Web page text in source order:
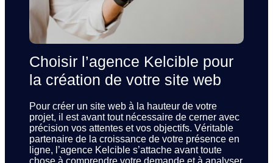
Choisir l’agence Kelcible pour
la création de votre site web
Pour créer un site web à la hauteur de votre
projet, il est avant tout nécessaire de cerner avec
précision vos attentes et vos objectifs. Véritable
partenaire de la croissance de votre présence en
ligne, l’agence Kelcible s’attache avant toute